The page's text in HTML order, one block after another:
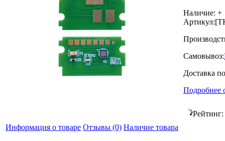
Наличие: +
Артикул:
Самовывоз:
Доставка
Подробнее
Рейтинг:
Информация о товаре Отзывы (0) Наличие товара